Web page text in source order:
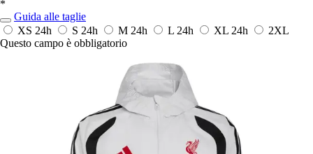
*
Guida alle taglie
XS 24h S 24h M 24h L 24h XL 24h
2XL
Questo campo è obbligatorio